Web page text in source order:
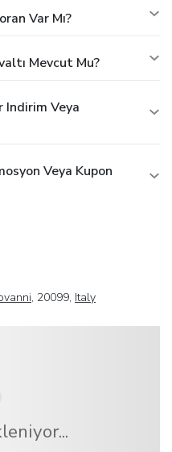
Var Mı?
Mevcut Mu?
Indirim Veya
Veya Kupon
, 20099, Italy